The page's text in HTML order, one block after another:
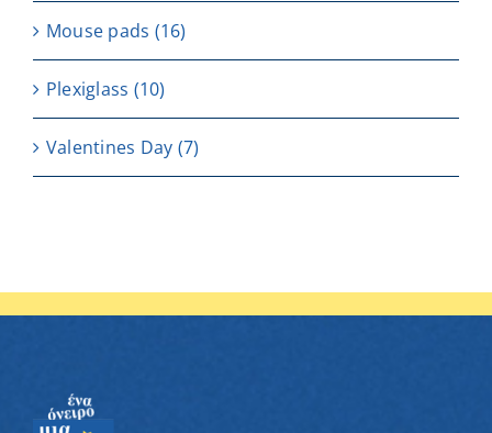
Μouse pads (16)
Plexiglass (10)
Valentines Day (7)